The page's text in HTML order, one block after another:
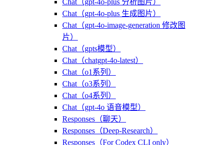
Chat（gpt-4o-plus 生成图片）
Chat（gpt-4o-image-generation 修改图
片）
Chat（gpts模型）
Chat（chatgpt-4o-latest）
Chat（o1系列）
Chat（o3系列）
Chat（o4系列）
Chat（gpt-4o 语音模型）
Responses（聊天）
Responses（Deep-Research）
Responses（For Codex CLI only）